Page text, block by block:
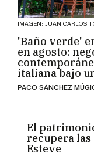
IMAGEN: JUAN CARLOS
'Baño verde'
en agosto:
italiana bajo
PACO SÁNCHEZ
El
recupera
Esteve